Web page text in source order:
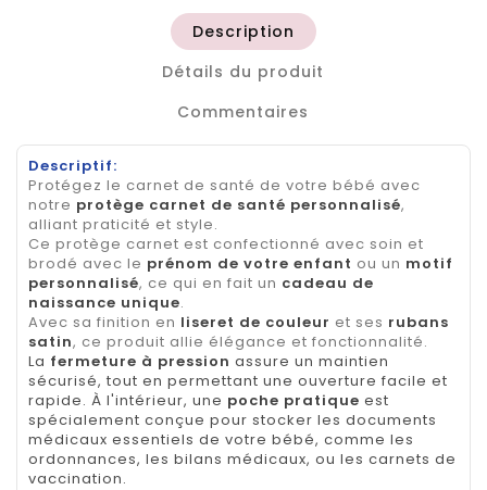
Description
Détails du produit
Commentaires
Descriptif:
Protégez le carnet de santé de votre bébé avec
notre protège carnet de santé personnalisé,
alliant praticité et style.
Ce protège carnet est confectionné avec soin et
brodé avec le prénom de votre enfant ou un motif
personnalisé, ce qui en fait un cadeau de
naissance unique.
Avec sa finition en liseret de couleur et ses rubans
satin, ce produit allie élégance et fonctionnalité.
La fermeture à pression assure un maintien
sécurisé, tout en permettant une ouverture facile et
rapide. À l'intérieur, une poche pratique est
spécialement conçue pour stocker les documents
médicaux essentiels de votre bébé, comme les
ordonnances, les bilans médicaux, ou les carnets de
vaccination.